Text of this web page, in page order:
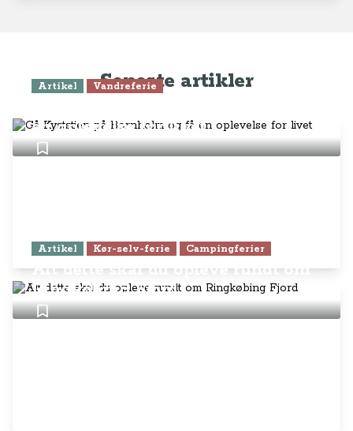
Seneste artikler
Artikel Vandreferie
en oplevelse for livet
Artikel Kør-selv-ferie Campingferier
Alt dette skal du opleve rundt om
Ringkøbing Fjord